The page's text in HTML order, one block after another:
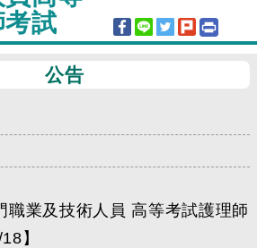
試
公告
職業及技術人員 高等考試護理師
】